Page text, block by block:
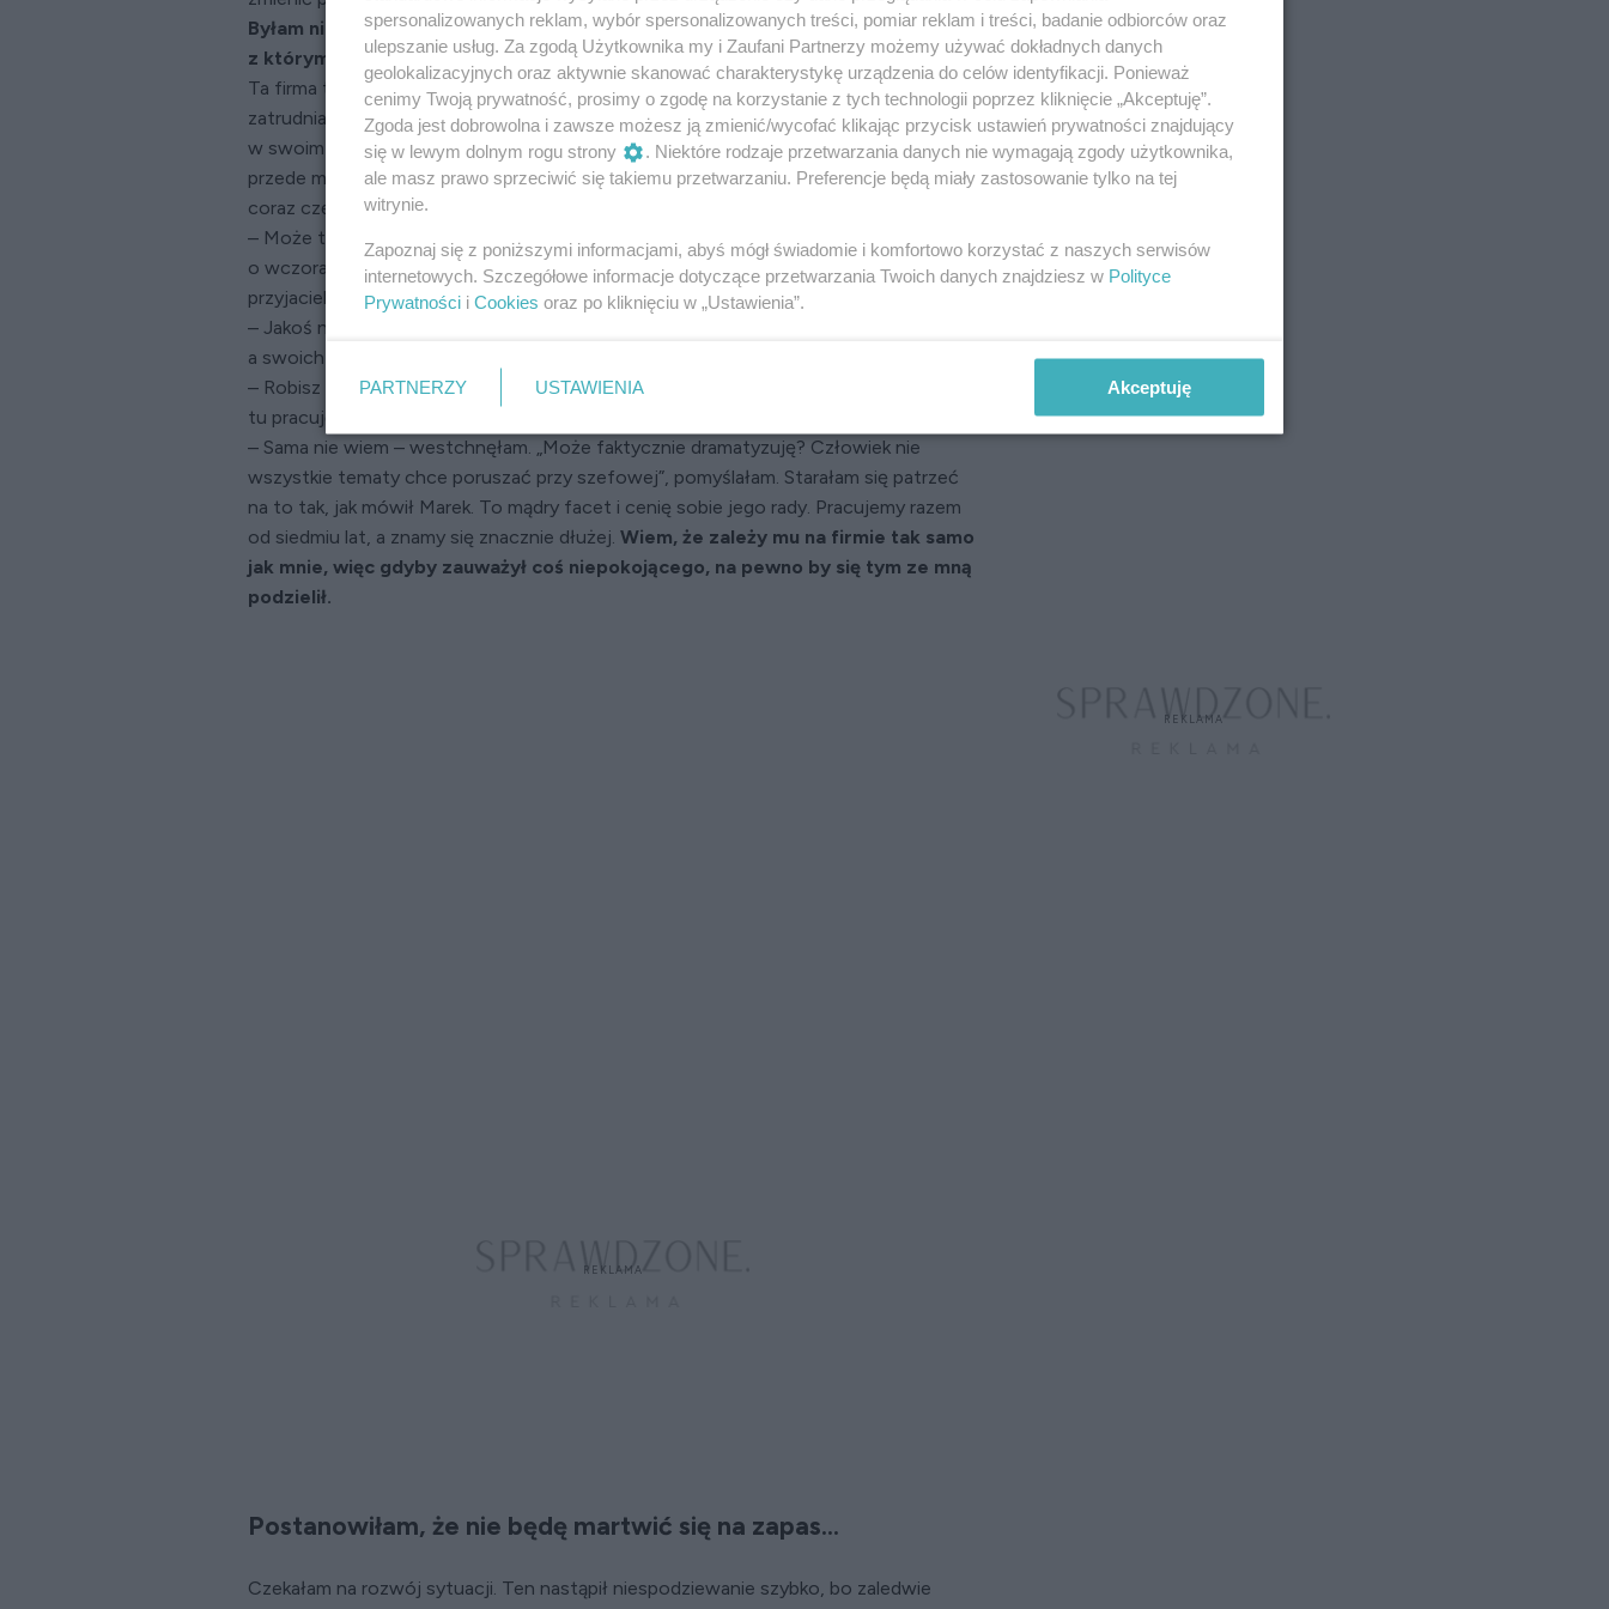
Byłam nieco rozczarowana tymi tajemnicami, bo starałam się, by ludzie,
z którymi pracuję, mieli poczucie, że możemy rozmawiać o wszystkim.
Ta firma to moje dziecko i zawsze bardzo starannie dobierałam fachowców, których
zatrudniałam. Bardzo dużą wagę przykładałam do tego, byśmy dobrze się czuli
w swoim towarzystwie. Wydawało mi się, że jestem niezłą szefową i nie trzeba mieć
przede mną sekretów. Powtarzałam, że z każdej sytuacji jest wyjście. Dlaczego więc
coraz częściej miałam wrażenie, że za moimi plecami coś się dzieje?
– Może to coś zupełnie niezwiązanego z firmą? Może opowiadają sobie
o wczorajszej randce albo obgadują fryzurę koleżanki – stwierdził Marek, mój
przyjaciel i jednocześnie zastępca.
– Jakoś nigdy nie krępowały się poruszać przy mnie takich tematów jak faceci,
a swoich fryzur raczej nie obgadują. Martwię się – odpowiedziałam.
– Robisz z igły widły. Serio, nie zauważyłem, żeby działo się coś niepokojącego, a też
tu pracuję i też je znam, zauważyłbym. – Wzruszył ramionami.
– Sama nie wiem – westchnęłam. „Może faktycznie dramatyzuję? Człowiek nie
wszystkie tematy chce poruszać przy szefowej”, pomyślałam. Starałam się patrzeć
na to tak, jak mówił Marek. To mądry facet i cenię sobie jego rady. Pracujemy razem
od siedmiu lat, a znamy się znacznie dłużej. Wiem, że zależy mu na firmie tak samo
jak mnie, więc gdyby zauważył coś niepokojącego, na pewno by się tym ze mną
podzielił.
Postanowiłam, że nie będę martwić się na zapas...
Czekałam na rozwój sytuacji. Ten nastąpił niespodziewanie szybko, bo zaledwie
spersonalizowanych reklam, wybór spersonalizowanych treści, pomiar reklam i treści, badanie odbiorców oraz
ulepszanie usług. Za zgodą Użytkownika my i Zaufani Partnerzy możemy używać dokładnych danych
geolokalizacyjnych oraz aktywnie skanować charakterystykę urządzenia do celów identyfikacji. Ponieważ
cenimy Twoją prywatność, prosimy o zgodę na korzystanie z tych technologii poprzez kliknięcie „Akceptuję”.
Zgoda jest dobrowolna i zawsze możesz ją zmienić/wycofać klikając przycisk ustawień prywatności znajdujący
się w lewym dolnym rogu strony
. Niektóre rodzaje przetwarzania danych nie wymagają zgody użytkownika,
ale masz prawo sprzeciwić się takiemu przetwarzaniu. Preferencje będą miały zastosowanie tylko na tej
witrynie.
Zapoznaj się z poniższymi informacjami, abyś mógł świadomie i komfortowo korzystać z naszych serwisów
internetowych. Szczegółowe informacje dotyczące przetwarzania Twoich danych znajdziesz w Polityce
Prywatności i Cookies oraz po kliknięciu w „Ustawienia”.
PARTNERZY USTAWIENIA Akceptuję